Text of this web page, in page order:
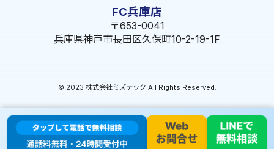
FC兵庫店
〒653-0041
兵庫県神戸市長田区久保町10-2-19-1F
© 2023 株式会社ミズテック All Rights Reserved.